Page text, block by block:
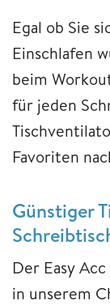
Egal ob Sie
Einschlafen
beim
für jeden
Favoriten
Günstiger
Der Easy
in unserem